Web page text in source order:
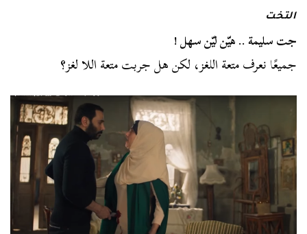
التخت
جت سليمة .. هيّن ليّن سهل !
جميعًا نعرف متعة اللغز، لكن هل جربت متعة اللا لغز؟